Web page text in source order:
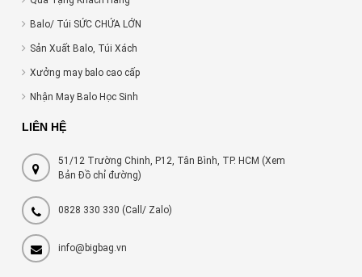
Balo/ Túi SỨC CHỨA LỚN
Sản Xuất Balo, Túi Xách
Xưởng may balo cao cấp
Nhận May Balo Học Sinh
LIÊN HỆ
51/12 Trường Chinh, P12, Tân Bình, TP. HCM (Xem
Bản Đồ chỉ đường)
0828 330 330 (Call/ Zalo)
info@bigbag.vn